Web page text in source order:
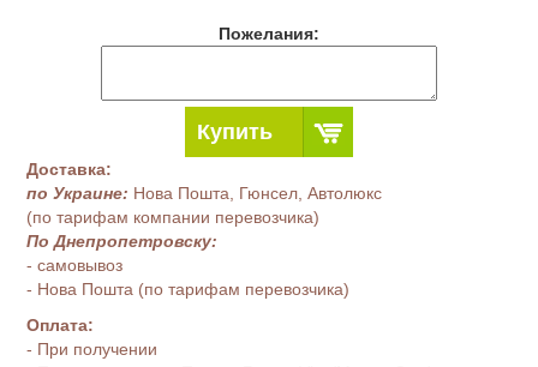
Пожелания:
Купить
Доставка:
по Украине: Нова Пошта, Гюнсел, Автолюкс
(по тарифам компании перевозчика)
По Днепропетровску:
- самовывоз
- Нова Пошта (по тарифам перевозчика)
Оплата:
- При получении